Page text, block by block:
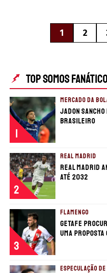
1 2
TOP SOMOS
1
MERCADO DA
Jadon
brasileiro
2
REAL MADRID
Real Madrid
até 2032
3
FLAMENGO
Getafe
uma
ESPECULAÇÃO